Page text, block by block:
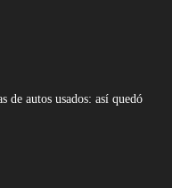
de autos usados: así quedó